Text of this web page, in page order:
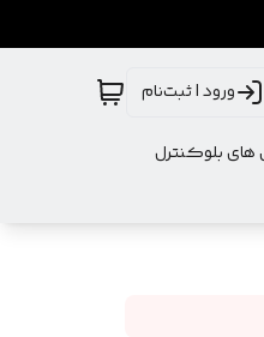
ورود | ثبت‌نام
بلوکنترل